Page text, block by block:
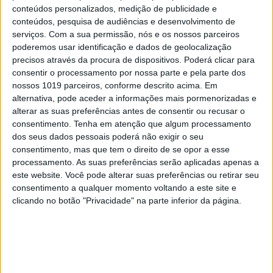
conteúdos personalizados, medição de publicidade e
conteúdos, pesquisa de audiências e desenvolvimento de
serviços. Com a sua permissão, nós e os nossos parceiros
poderemos usar identificação e dados de geolocalização
precisos através da procura de dispositivos. Poderá clicar para
consentir o processamento por nossa parte e pela parte dos
nossos 1019 parceiros, conforme descrito acima. Em
alternativa, pode aceder a informações mais pormenorizadas e
alterar as suas preferências antes de consentir ou recusar o
consentimento. Tenha em atenção que algum processamento
dos seus dados pessoais poderá não exigir o seu
consentimento, mas que tem o direito de se opor a esse
processamento. As suas preferências serão aplicadas apenas a
este website. Você pode alterar suas preferências ou retirar seu
consentimento a qualquer momento voltando a este site e
clicando no botão "Privacidade" na parte inferior da página.
OPINIÃO
Spoofing: Quando o número do banco
mente